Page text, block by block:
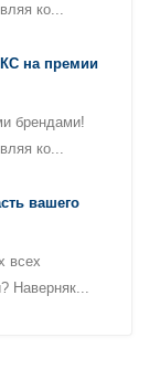
ко...
на премии
брендами!
ко...
вашего
всех
Наверняк...